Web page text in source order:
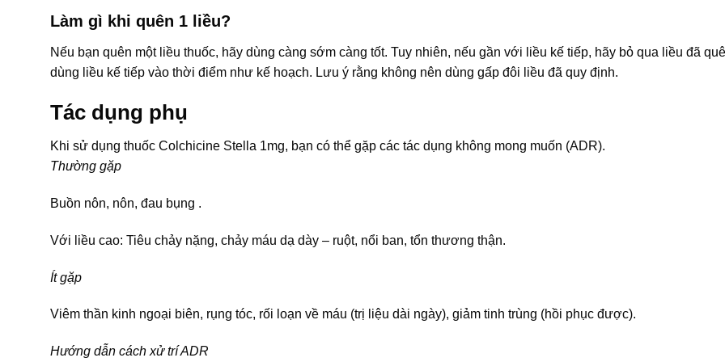
Làm gì khi quên 1 liều?
Nếu bạn quên một liều thuốc, hãy dùng càng sớm càng tốt. Tuy nhiên, nếu gần với liều kế tiếp, hãy bỏ qua liều đã
dùng liều kế tiếp vào thời điểm như kế hoạch. Lưu ý rằng không nên dùng gấp đôi liều đã quy định.
Tác dụng phụ
Khi sử dụng thuốc Colchicine Stella 1mg, bạn có thể gặp các tác dụng không mong muốn (ADR).
Thường gặp
Buồn nôn, nôn, đau bụng .
Với liều cao: Tiêu chảy nặng, chảy máu dạ dày – ruột, nổi ban, tổn thương thận.
Ít gặp
Viêm thần kinh ngoại biên, rụng tóc, rối loạn về máu (trị liệu dài ngày), giảm tinh trùng (hồi phục được).
Hướng dẫn cách xử trí ADR